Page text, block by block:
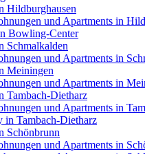
Hildburghausen
und Apartments in
Bowling-Center
Schmalkalden
und Apartments in
Meiningen
und Apartments in
Tambach-Dietharz
und Apartments in
in Tambach-Dietharz
Schönbrunn
und Apartments in